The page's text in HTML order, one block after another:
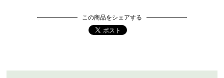
この商品をシェアする